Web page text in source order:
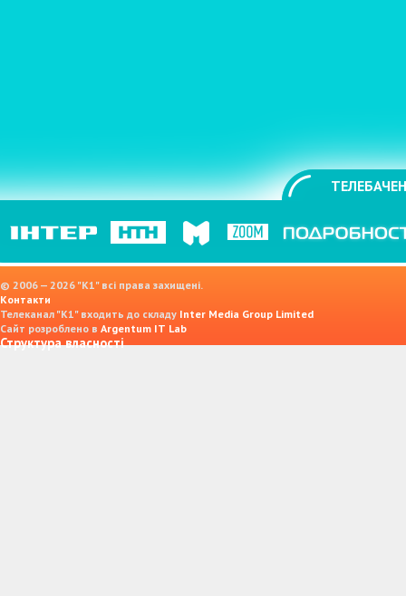
© 2006 — 2026 "K1" всі права захищені.
Контакти
Телеканал "К1" входить до складу Inter Media Group Limited
Сайт розроблено в Argentum IT Lab
Структура власності